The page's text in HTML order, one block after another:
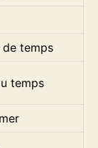
de temps
temps